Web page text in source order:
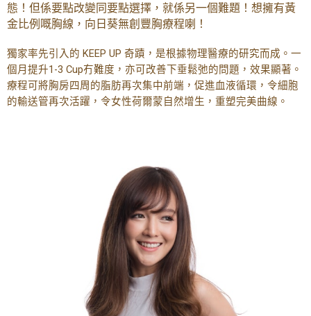
態！但係要點改變同要點選擇，就係另一個難題！想擁有黃
金比例嘅胸線，向日葵無創豐胸療程喇！
獨家率先引入的 KEEP UP 奇蹟，是根據物理醫療的研究而成。一
個月提升1-3 Cup冇難度，亦可改善下垂鬆弛的問題，效果顯著。
療程可將胸房四周的脂肪再次集中前端，促進血液循環， 令細胞
的輸送管再次活躍，令女性荷爾蒙自然增生，重塑完美曲線。